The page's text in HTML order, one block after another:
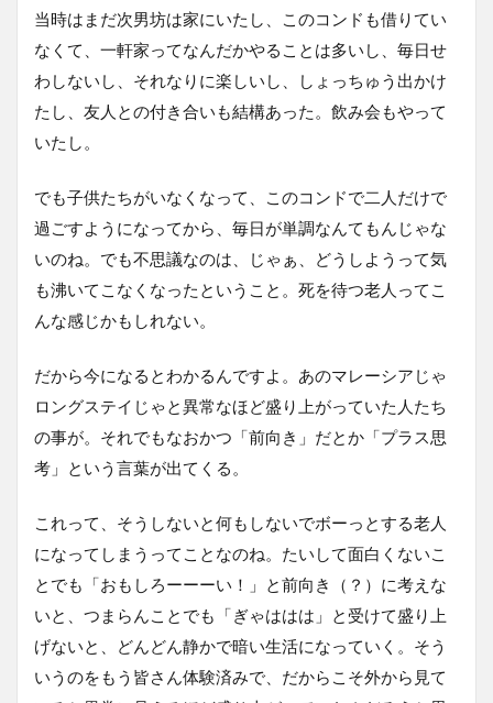
当時はまだ次男坊は家にいたし、このコンドも借りてい
なくて、一軒家ってなんだかやることは多いし、毎日せ
わしないし、それなりに楽しいし、しょっちゅう出かけ
たし、友人との付き合いも結構あった。飲み会もやって
いたし。
でも子供たちがいなくなって、このコンドで二人だけで
過ごすようになってから、毎日が単調なんてもんじゃな
いのね。でも不思議なのは、じゃぁ、どうしようって気
も沸いてこなくなったということ。死を待つ老人ってこ
んな感じかもしれない。
だから今になるとわかるんですよ。あのマレーシアじゃ
ロングステイじゃと異常なほど盛り上がっていた人たち
の事が。それでもなおかつ「前向き」だとか「プラス思
考」という言葉が出てくる。
これって、そうしないと何もしないでボーっとする老人
になってしまうってことなのね。たいして面白くないこ
とでも「おもしろーーーい！」と前向き（？）に考えな
いと、つまらんことでも「ぎゃははは」と受けて盛り上
げないと、どんどん静かで暗い生活になっていく。そう
いうのをもう皆さん体験済みで、だからこそ外から見て